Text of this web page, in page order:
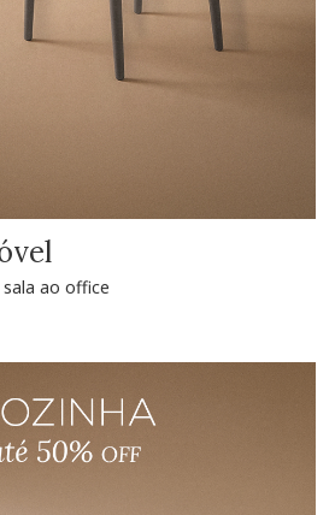
ao office